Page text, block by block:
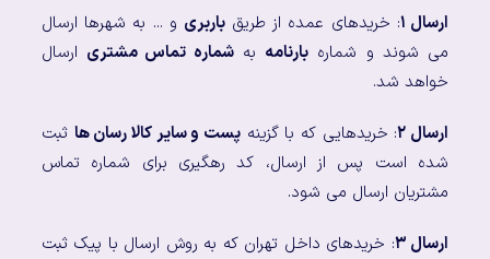
ارسال ۱ : خریدهای عمده از طریقباربری و ... به شهرها ارسال
می شوند و شماره بارنامه بهشماره تماس مشتری ارسال
خواهد شد.
ارسال ۲ : خریدهایی که با گزینه پست و سایر کالا رسان ها ثبت
شده است پس از ارسال، کد رهگیری برای شماره تماس
مشتریان ارسال می شود.
ارسال ۳
: خریدهای داخل تهران که به روش ارسال با پیک ثبت